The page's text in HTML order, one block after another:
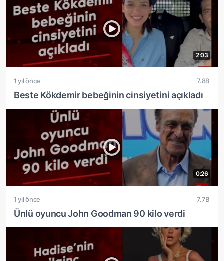
2:03
1 yıl önce 7.8B
Beste Kökdemir bebeğinin cinsiyetini açıkladı
0:26
1 yıl önce 7.7B
Ünlü oyuncu John Goodman 90 kilo verdi